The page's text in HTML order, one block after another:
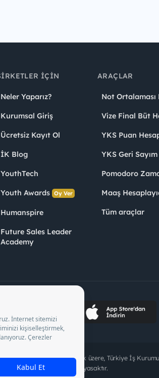
İÇIN
Neler Yaparız?
Kurumsal Giriş
Ücretsiz Kayıt Ol
İK Blog
YouthTech
Youth Awards Oy Ver
Humanspire
Future Sales Leader
Academy
ARAÇLAR
Not Ortalaması
Vize Final Büt
YKS Puan
YKS Geri Sayım
Pomodoro
Maaş
Tüm araçlar
faaliyette bulunmak üzere, Türkiye İş
ücret alınması yasaktır.